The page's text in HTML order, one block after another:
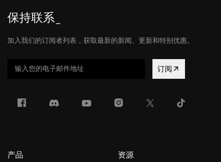
保持联系
加入我们的订阅者列表，获取最新的新闻、更新和特别优惠。
订阅
产品 资源